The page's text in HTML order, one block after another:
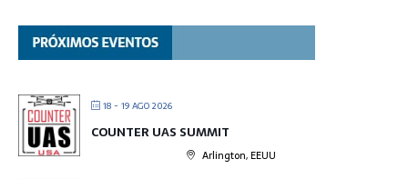
18 - 19 AGO 2026
COUNTER UAS SUMMIT
Arlington, EEUU